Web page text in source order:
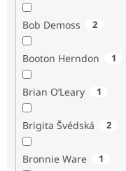
Bob Demoss 2
Booton Herndon 1
Brian O’Leary 1
Brigita Švédská 2
Bronnie Ware 1